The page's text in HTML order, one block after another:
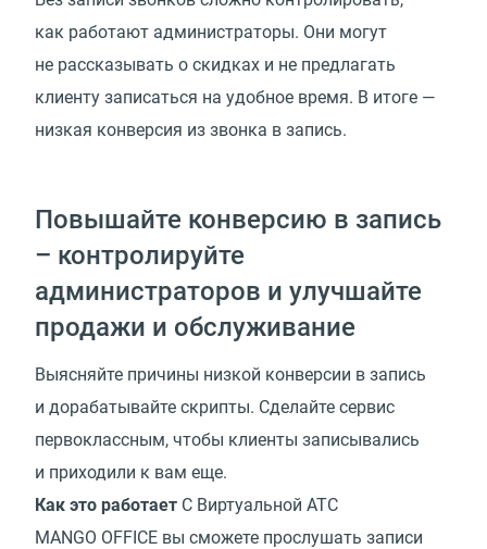
как работают администраторы. Они могут
не рассказывать о скидках и не предлагать
клиенту записаться на удобное время. В итоге —
низкая конверсия из звонка в запись.
Повышайте конверсию в запись
– контролируйте
администраторов и улучшайте
продажи и обслуживание
Выясняйте причины низкой конверсии в запись
и дорабатывайте скрипты. Сделайте сервис
первоклассным, чтобы клиенты записывались
и приходили к вам еще.
Как это работает С Виртуальной АТС
MANGO OFFICE вы сможете прослушать записи